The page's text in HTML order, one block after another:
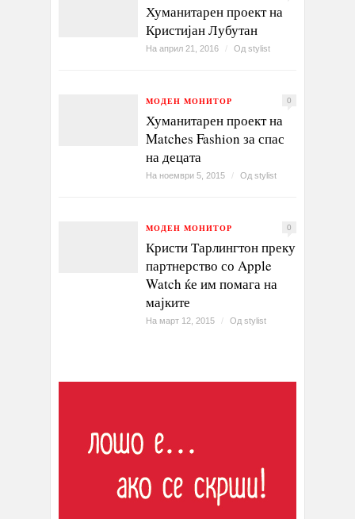
Хуманитарен проект на
Кристијан Лубутан
На април 21, 2016 / Од stylist
МОДЕН МОНИТОР 0
Хуманитарен проект на
Matches Fashion за спас
на децата
На ноември 5, 2015 / Од stylist
МОДЕН МОНИТОР 0
Кристи Тарлингтон преку
партнерство со Apple
Watch ќе им помага на
мајките
На март 12, 2015 / Од stylist